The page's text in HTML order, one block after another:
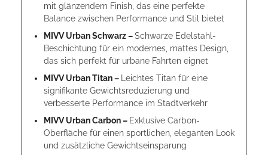
mit glänzendem Finish, das eine perfekte
Balance zwischen Performance und Stil bietet
MIVV Urban Schwarz –Schwarze Edelstahl-
Beschichtung für ein modernes, mattes Design,
das sich perfekt für urbane Fahrten eignet
MIVV Urban Titan –
Leichtes Titan für eine
signifikante Gewichtsreduzierung und
verbesserte Performance im Stadtverkehr
MIVV Urban Carbon – Exklusive Carbon-
Oberfläche für einen sportlichen, eleganten Look
und zusätzliche Gewichtseinsparung